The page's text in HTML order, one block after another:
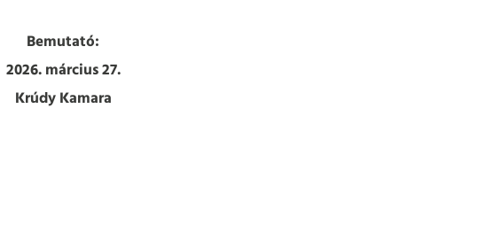
Bemutató:
2026. március 27.
Krúdy Kamara